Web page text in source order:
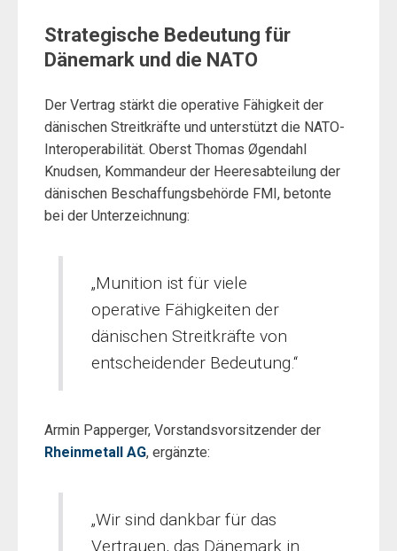
Strategische Bedeutung für
Dänemark und die NATO
Der Vertrag stärkt die operative Fähigkeit der
dänischen Streitkräfte und unterstützt die NATO-
Interoperabilität. Oberst Thomas Øgendahl
Knudsen, Kommandeur der Heeresabteilung der
dänischen Beschaffungsbehörde FMI, betonte
bei der Unterzeichnung:
„Munition ist für viele
operative Fähigkeiten der
dänischen Streitkräfte von
entscheidender Bedeutung.“
Armin Papperger, Vorstandsvorsitzender der
Rheinmetall AG, ergänzte:
„Wir sind dankbar für das
Vertrauen, das Dänemark in